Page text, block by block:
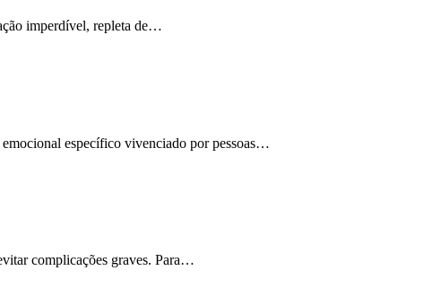
imperdível, repleta de…
específico vivenciado por pessoas…
complicações graves. Para…